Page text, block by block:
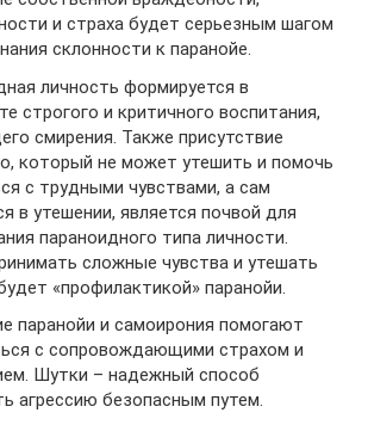
и страха будет серьезным шагом
склонности к паранойе.
личность формируется в
строгого и критичного воспитания,
смирения. Также присутствие
который не может утешить и помочь
с трудными чувствами, а сам
в утешении, является почвой для
параноидного типа личности.
сложные чувства и утешать
«профилактикой» паранойи.
паранойи и самоирония помогают
с сопровождающими страхом и
Шутки – надежный способ
агрессию безопасным путем.